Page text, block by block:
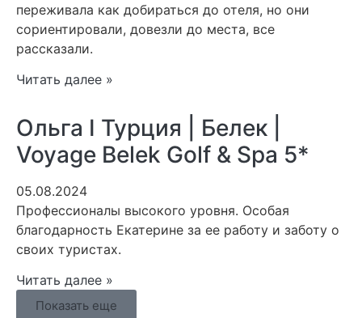
переживала как добираться до отеля, но они
сориентировали, довезли до места, все
рассказали.
Читать далее »
Ольга I Турция | Белек |
Voyage Belek Golf & Spa 5*
05.08.2024
Профессионалы высокого уровня. Особая
благодарность Екатерине за ее работу и заботу о
своих туристах.
Читать далее »
Показать еще